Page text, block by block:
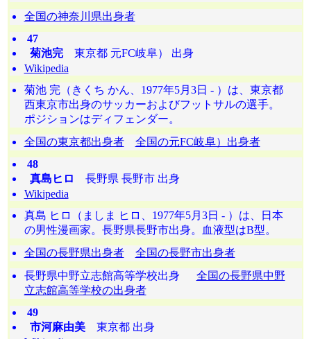
全国の神奈川県出身者
47
菊池完東京都 元FC岐阜） 出身
Wikipedia
菊池 完（きくち かん、1977年5月3日 - ）は、東京都
西東京市出身のサッカーおよびフットサルの選手。
ポジションはディフェンダー。
全国の東京都出身者
全国の元FC岐阜）出身者
48
真島ヒロ 長野県 長野市 出身
Wikipedia
真島 ヒロ（ましま ヒロ、1977年5月3日 - ）は、日本
の男性漫画家。長野県長野市出身。血液型はB型。
全国の長野県出身者
全国の長野市出身者
長野県中野立志館高等学校出身 全国の長野県中野
立志館高等学校の出身者
49
市河麻由美東京都 出身